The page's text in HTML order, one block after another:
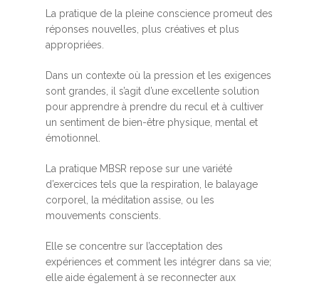
La pratique de la pleine conscience promeut des
réponses nouvelles, plus créatives et plus
appropriées.
Dans un contexte où la pression et les exigences
sont grandes, il s’agit d’une excellente solution
pour apprendre à prendre du recul et à cultiver
un sentiment de bien-être physique, mental et
émotionnel.
La pratique MBSR repose sur une variété
d’exercices tels que la respiration, le balayage
corporel, la méditation assise, ou les
mouvements conscients.
Elle se concentre sur l’acceptation des
expériences et comment les intégrer dans sa vie;
elle aide également à se reconnecter aux